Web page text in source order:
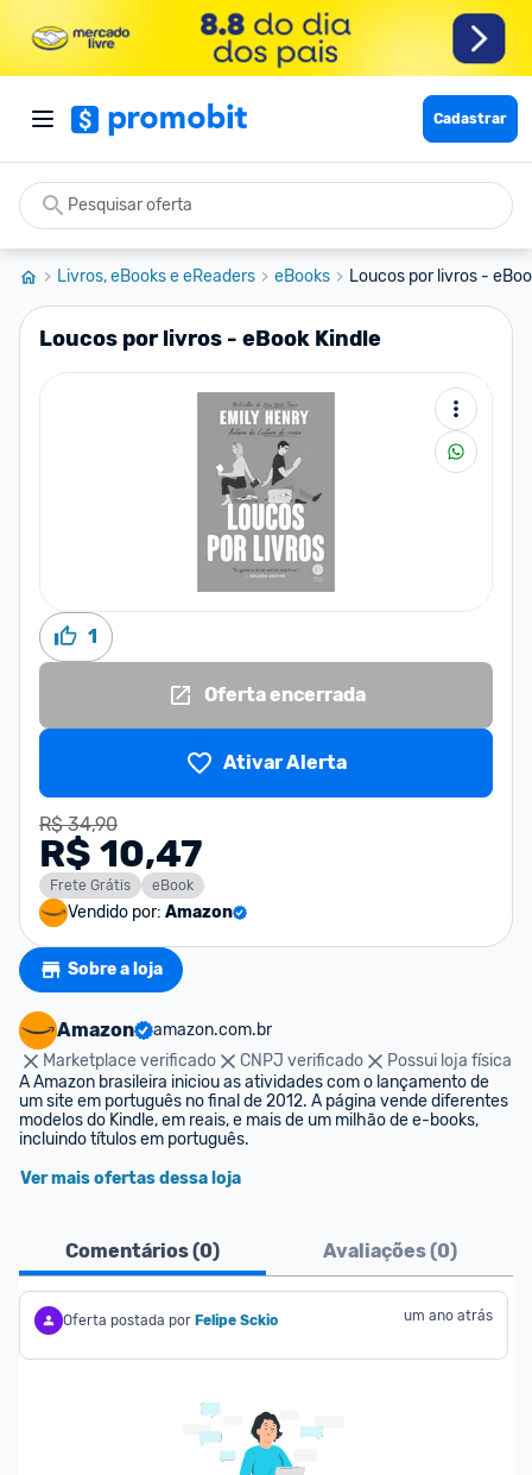
Cadastrar
Livros, eBooks e eReaders eBooks Loucos por livros -
Loucos por livros - eBook Kindle
1
Oferta encerrada
Ativar Alerta
R$ 34,90
R$ 10,47
Frete Grátis eBook
Vendido por: Amazon
Sobre a loja
Amazon
amazon.com.br
Marketplace verificado
CNPJ verificado
Possui loja física
A Amazon brasileira iniciou as atividades com o lançamento de
um site em português no final de 2012. A página vende diferentes
modelos do Kindle, em reais, e mais de um milhão de e-books,
incluindo títulos em português.
Ver mais ofertas dessa loja
Comentários (0) Avaliações (0)
Oferta postada por Felipe Sckio um ano atrás